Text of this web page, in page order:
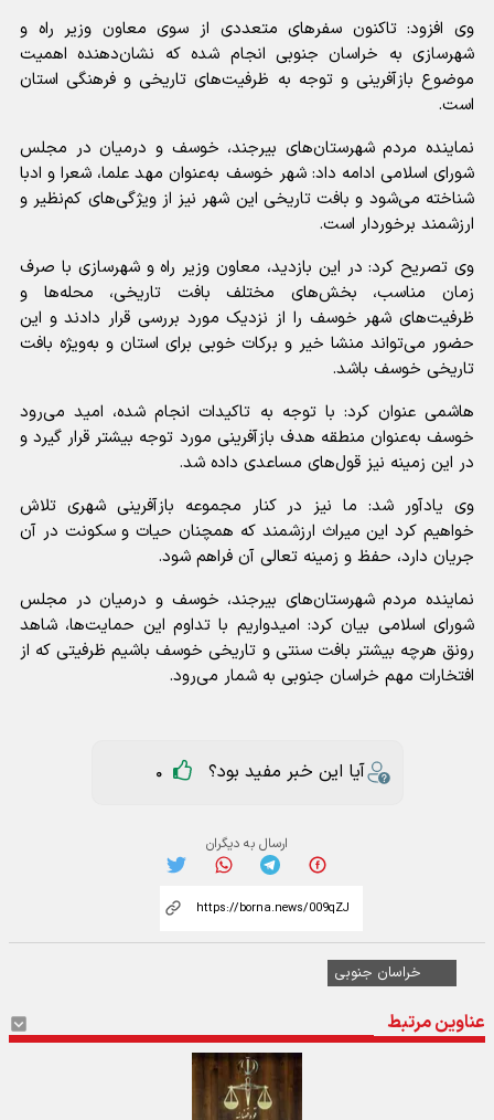
وی افزود: تاکنون سفرهای متعددی از سوی معاون وزیر راه و
شهرسازی به خراسان جنوبی انجام شده که نشان‌دهنده اهمیت
موضوع بازآفرینی و توجه به ظرفیت‌های تاریخی و فرهنگی استان
است.
نماینده مردم شهرستان‌های بیرجند، خوسف و درمیان در مجلس
شورای اسلامی ادامه داد: شهر خوسف به‌عنوان مهد علما، شعرا و ادبا
شناخته می‌شود و بافت تاریخی این شهر نیز از ویژگی‌های کم‌نظیر و
ارزشمند برخوردار است.
وی تصریح کرد: در این بازدید، معاون وزیر راه و شهرسازی با صرف
زمان مناسب، بخش‌های مختلف بافت تاریخی، محله‌ها و
ظرفیت‌های شهر خوسف را از نزدیک مورد بررسی قرار دادند و این
حضور می‌تواند منشا خیر و برکات خوبی برای استان و به‌ویژه بافت
تاریخی خوسف باشد.
هاشمی عنوان کرد: با توجه به تاکیدات انجام شده، امید می‌رود
خوسف به‌عنوان منطقه هدف بازآفرینی مورد توجه بیشتر قرار گیرد و
در این زمینه نیز قول‌های مساعدی داده شد.
وی یادآور شد: ما نیز در کنار مجموعه بازآفرینی شهری تلاش
خواهیم کرد این میراث ارزشمند که همچنان حیات و سکونت در آن
جریان دارد، حفظ و زمینه تعالی آن فراهم شود.
نماینده مردم شهرستان‌های بیرجند، خوسف و درمیان در مجلس
شورای اسلامی بیان کرد: امیدواریم با تداوم این حمایت‌ها، شاهد
رونق هرچه بیشتر بافت سنتی و تاریخی خوسف باشیم ظرفیتی که از
افتخارات مهم خراسان جنوبی به شمار می‌رود.
آیا این خبر مفید بود؟ 0
ارسال به دیگران
خراسان جنوبی
عناوین مرتبط